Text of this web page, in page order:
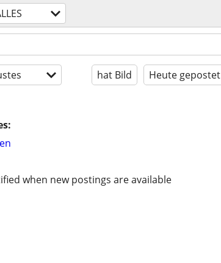
hat Bild Heute gepostet
when new postings are available